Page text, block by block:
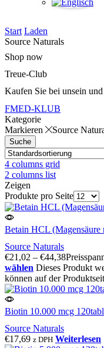
Start Laden
Source Naturals
Shop now
Treue-Club
Kaufen Sie bei unsein
FMED-KLUB
Kategorie
Markieren
Source
Suche
4 columns grid
2 columns list
Zeigen
Produkte pro Seite
Betain HCL (Magensäure
Source Naturals
€21,02 – €44,38
wählen Dieses Produkt
können auf der
Biotin 10.000 mcg 120tabl
Source Naturals
€17,69 z DPH Weiterlesen